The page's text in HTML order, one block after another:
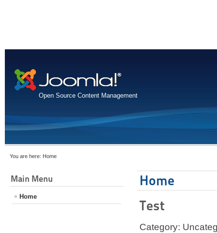
Open Source Content Management
You are here: Home
Main Menu
Home
Home
Test
Category: